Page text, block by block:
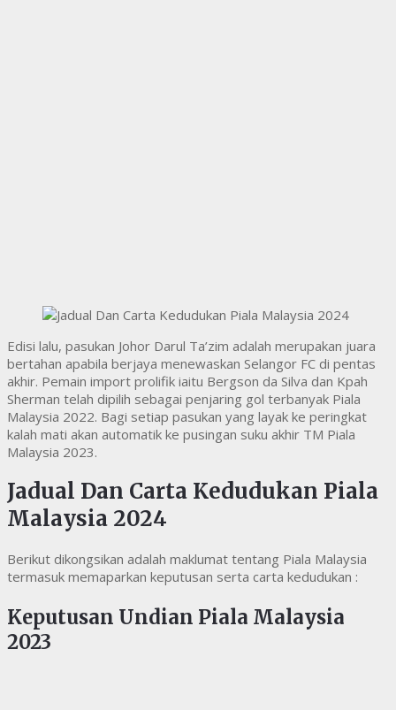
Edisi lalu, pasukan Johor Darul Ta’zim adalah merupakan juara
bertahan apabila berjaya menewaskan Selangor FC di pentas
akhir. Pemain import prolifik iaitu Bergson da Silva dan Kpah
Sherman telah dipilih sebagai penjaring gol terbanyak Piala
Malaysia 2022. Bagi setiap pasukan yang layak ke peringkat
kalah mati akan automatik ke pusingan suku akhir TM Piala
Malaysia 2023.
Jadual Dan Carta Kedudukan Piala
Malaysia 2024
Berikut dikongsikan adalah maklumat tentang Piala Malaysia
termasuk memaparkan keputusan serta carta kedudukan :
Keputusan Undian Piala Malaysia
2023